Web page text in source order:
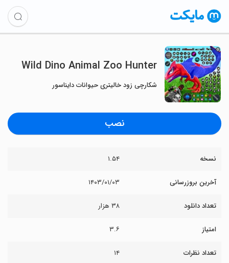
Wild Dino Animal Zoo Hunter
شکارچی زود خالیتری حیوانات دایناسور
نصب
نسخه ۱.۵۴
آخرین بروزرسانی ۱۴۰۳/۰۱/۰۳
تعداد دانلود ۳۸ هزار
امتیاز ۳.۶
تعداد نظرات ۱۴